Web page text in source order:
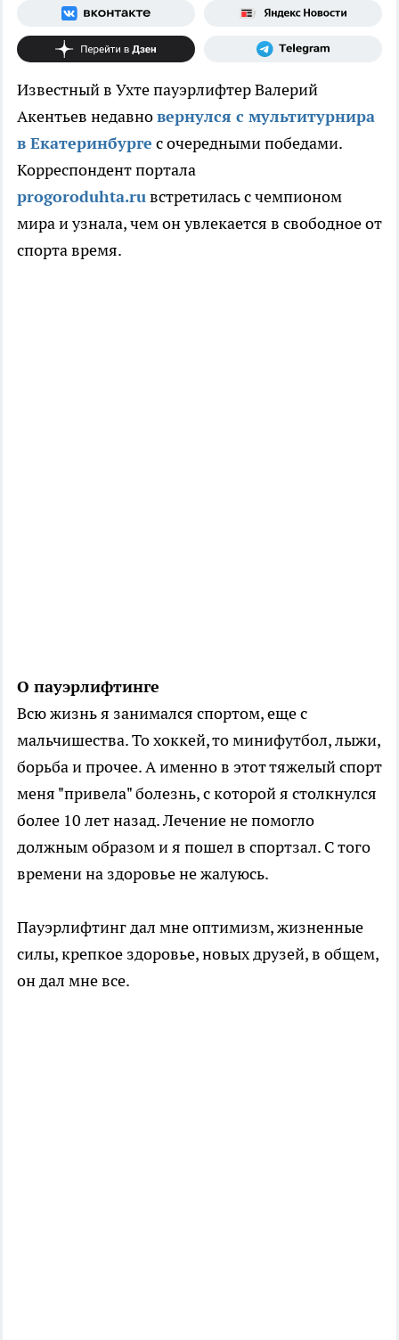
Известный в Ухте пауэрлифтер Валерий
Акентьев недавновернулся с мультитурнира
в Екатеринбурге с очередными победами.
Корреспондент портала
progoroduhta.ruвстретилась с чемпионом
мира и узнала, чем он увлекается в свободное от
спорта время.
О пауэрлифтинге
Всю жизнь я занимался спортом, еще с
мальчишества. То хоккей, то минифутбол, лыжи,
борьба и прочее. А именно в этот тяжелый спорт
меня "привела" болезнь, с которой я столкнулся
более 10 лет назад. Лечение не помогло
должным образом и я пошел в спортзал. С того
времени на здоровье не жалуюсь.
Пауэрлифтинг дал мне оптимизм, жизненные
силы, крепкое здоровье, новых друзей, в общем,
он дал мне все.